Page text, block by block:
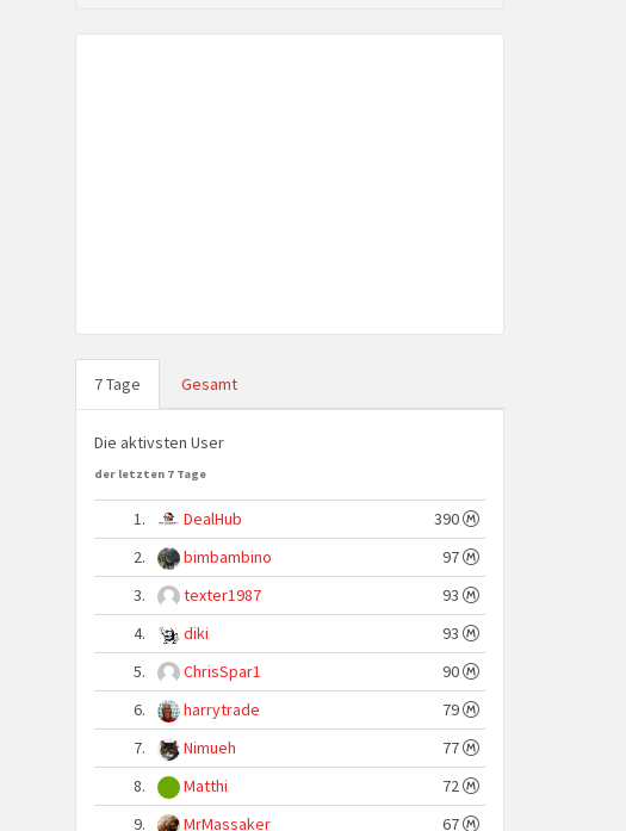
7 Tage Gesamt
Die aktivsten User
der letzten 7 Tage
1. DealHub
390
2.
bimbambino
97
3.
texter1987
93
4.
diki
93
5.
ChrisSpar1
90
6.
harrytrade
79
7.
Nimueh
77
8.
Matthi
72
9.
MrMassaker 67